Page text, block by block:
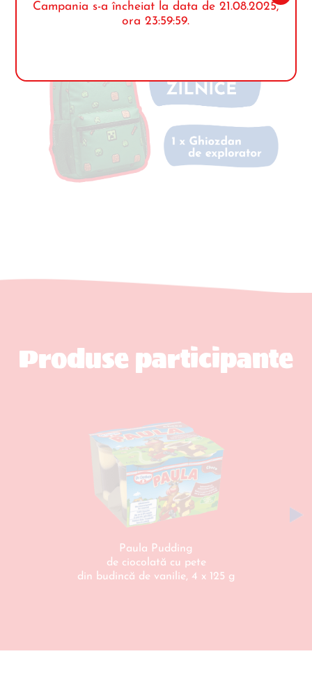
Produse participante
Paula Pudding
de ciocolată cu pete
din budincă de vanilie, 4 x 125 g
Campania s-a încheiat la data de 21.08.2025,
ora 23:59:59.